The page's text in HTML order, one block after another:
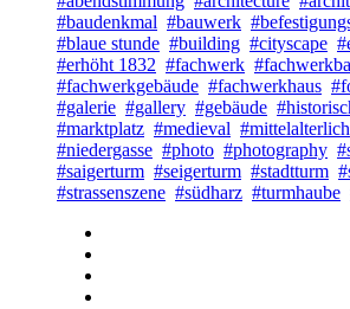
#baudenkmal #bauwerk
#blaue stunde #building #cityscape
#erhöht 1832 #fachwerk
#fachwerkgebäude #fachwerkhaus
#galerie #gallery #gebäude
#marktplatz #medieval #mittelalterlich
#niedergasse #photo #photography
#saigerturm #seigerturm #stadtturm
#strassenszene #südharz #turmhaube